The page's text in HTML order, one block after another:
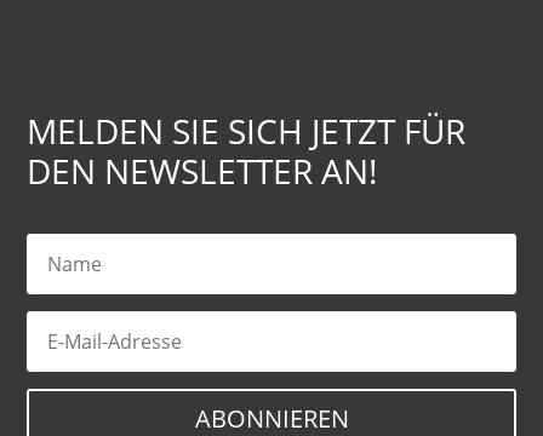
MELDEN SIE SICH JETZT FÜR
DEN NEWSLETTER AN!
ABONNIEREN